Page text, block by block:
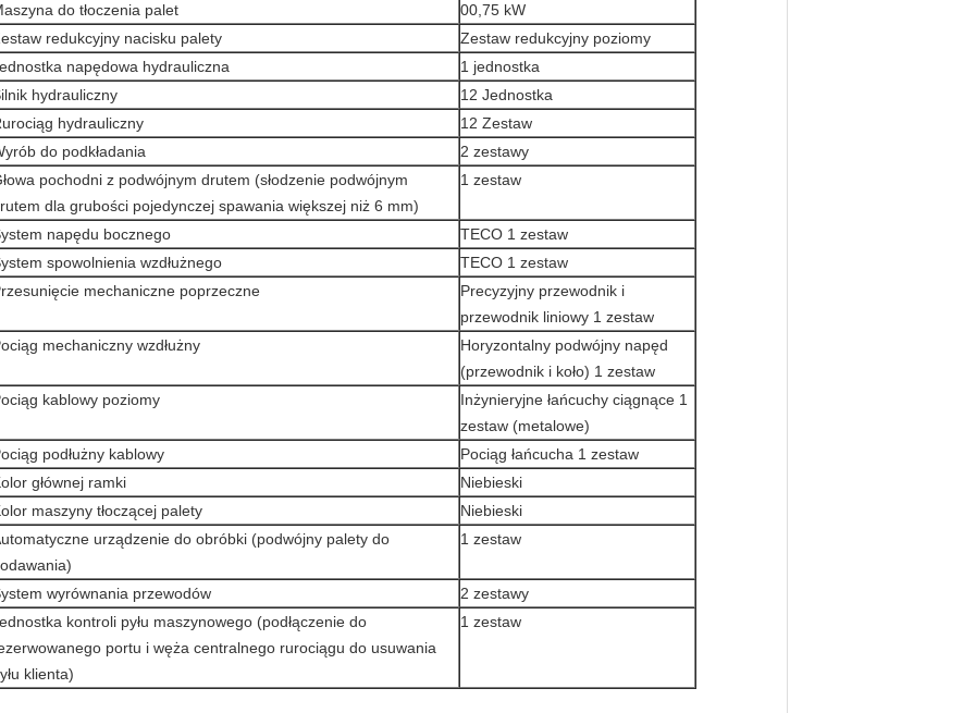
do tłoczenia palet
00,75 kW
redukcyjny nacisku palety
Zestaw redukcyjny poziomy
napędowa hydrauliczna
1 jednostka
hydrauliczny
12 Jednostka
hydrauliczny
12 Zestaw
do podkładania
2 zestawy
pochodni z podwójnym drutem (słodzenie podwójnym
dla grubości pojedynczej spawania większej niż 6 mm)
1 zestaw
napędu bocznego
TECO 1 zestaw
spowolnienia wzdłużnego
TECO 1 zestaw
mechaniczne poprzeczne
Precyzyjny przewodnik i
przewodnik liniowy 1 zestaw
mechaniczny wzdłużny
Horyzontalny podwójny napęd
(przewodnik i koło) 1 zestaw
kablowy poziomy
Inżynieryjne łańcuchy ciągnące 1
zestaw (metalowe)
podłużny kablowy
Pociąg łańcucha 1 zestaw
głównej ramki
Niebieski
maszyny tłoczącej palety
Niebieski
urządzenie do obróbki (podwójny palety do
1 zestaw
wyrównania przewodów
2 zestawy
kontroli pyłu maszynowego (podłączenie do
portu i węża centralnego rurociągu do usuwania
klienta)
1 zestaw